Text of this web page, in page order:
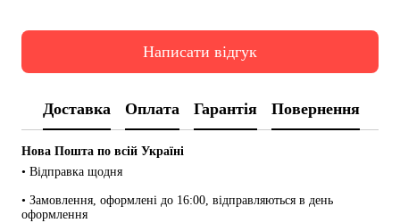
Написати відгук
Доставка Оплата Гарантія Повернення
Нова Пошта по всій Україні
• Відправка щодня
• Замовлення, оформлені до 16:00, відправляються в день
оформлення